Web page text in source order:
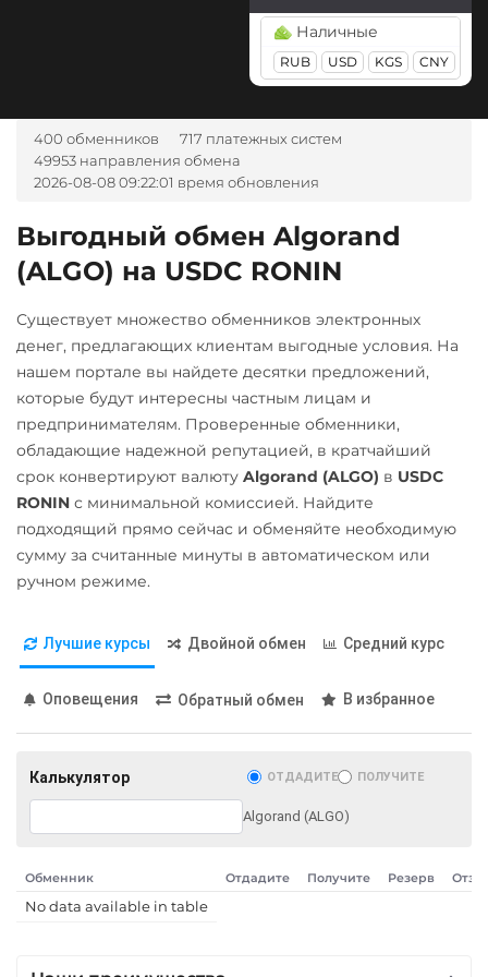
SOL
Polygon
CRONOS
ARB
OP
BASE
Utopia USD (UUSD)
Wrapped Bitcoin (WBTC)
ERC20 AVAXC
BASE
CRO
RONIN
Zcash (ZEC)
RUB QR RUB
СБП RUB
RUB QR RUB
Litecoin (LTC)
Monero (XMR)
NEAR Protocol
Notcoin (NOT)
Ontology (ONT)
Optimism (OP)
Pax Dollar (USDP)
ERC20
Pepe
Pol (ex-MATIC)
POL
Qtum
Ravencoin (RVN)
Shib
Solana (SOL)
Starknet (STRK)
Stellar (XLM)
AZN
BGN
HUF
NOK TJS
INR
AED
UZS BRL
RON
А-Банк UAH
Авангард RUB
Альфа-Банк
Беларусбанк BYN
ВТБ Банк RUB
Газпромбанк RUB
Евразийский Банк KZT
ЕРИП Расчет BYN
Карта Unionpay CNY
Карта UZCARD UZS
RUB EUR
UAH
BYN
PLN INR
AED
GEL
ILS IDR
KRW
ОТП Банк
Наличные
RUB USD KGS CNY
400 обменников
717 платежных систем
49953 направления обмена
2026-08-08 09:22:01 время обновления
Выгодный обмен Algorand
(ALGO) на USDC RONIN
Существует множество обменников электронных
денег, предлагающих клиентам выгодные условия. На
нашем портале вы найдете десятки предложений,
которые будут интересны частным лицам и
предпринимателям. Проверенные обменники,
обладающие надежной репутацией, в кратчайший
срок конвертируют валюту Algorand (ALGO) в USDC
RONIN с минимальной комиссией. Найдите
подходящий прямо сейчас и обменяйте необходимую
сумму за считанные минуты в автоматическом или
ручном режиме.
Лучшие курсы Двойной обмен Средний курс
Оповещения Обратный обмен В избранное
Калькулятор ОТДАДИТЕ ПОЛУЧИТЕ
Algorand (ALGO)
Обменник Отдадите Получите Резерв
No data available in table